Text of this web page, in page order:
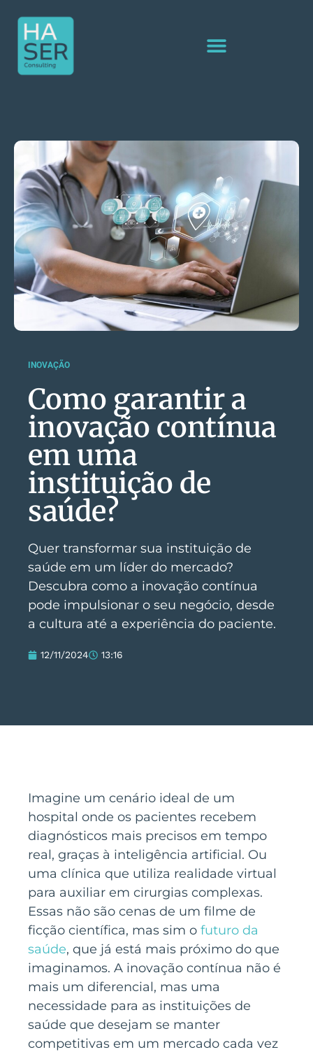
INOVAÇÃO
Como garantir a
inovação contínua
em uma
instituição de
saúde?
Quer transformar sua instituição de
saúde em um líder do mercado?
Descubra como a inovação contínua
pode impulsionar o seu negócio, desde
a cultura até a experiência do paciente.
12/11/2024 13:16
Imagine um cenário ideal de um
hospital onde os pacientes recebem
diagnósticos mais precisos em tempo
real, graças à inteligência artificial. Ou
uma clínica que utiliza realidade virtual
para auxiliar em cirurgias complexas.
Essas não são cenas de um filme de
ficção científica, mas sim o futuro da
saúde, que já está mais próximo do que
imaginamos. A inovação contínua não é
mais um diferencial, mas uma
necessidade para as instituições de
saúde que desejam se manter
competitivas em um mercado cada vez